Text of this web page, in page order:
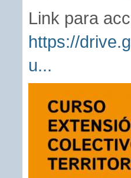
Link para
https://
u...